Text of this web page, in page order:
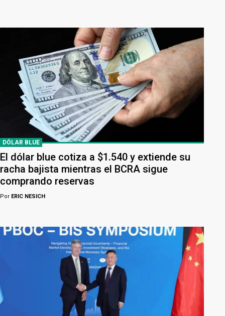
DÓLAR BLUE
El dólar blue cotiza a $1.540 y extiende su
racha bajista mientras el BCRA sigue
comprando reservas
Por ERIC NESICH